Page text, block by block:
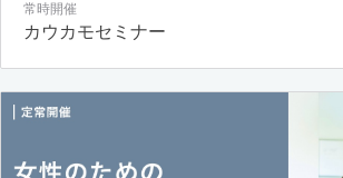
常時開催
カウカモセミナー